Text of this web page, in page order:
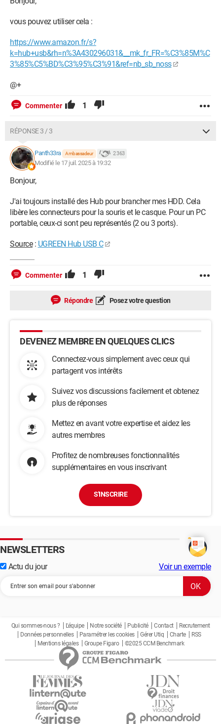
vous pouvez utiliser cela :
https://www.amazon.fr/s?
k=hub+usb&rh=n%3A430296031&__mk_fr_FR=%C3%85M%C
3%85%C5%BD%C3%95%C3%91&ref=nb_sb_noss
@+
Commenter 1
RÉPONSE 3 / 3
Panth33ra Ambassadeur 2 363
Modifié le 17 juil. 2025 à 19:32
Bonjour,
J'ai toujours installé des Hub pour brancher mes HDD. Cela
libère les connecteurs pour la souris et le casque. Pour un PC
portable, ceux-ci sont peu représentés (2 ou 3 ports).
Source: UGREEN Hub USB C
Commenter 1
Répondre Posez votre question
DEVENEZ MEMBRE EN QUELQUES CLICS
Connectez-vous simplement avec ceux qui
partagent vos intérêts
Suivez vos discussions facilement et obtenez
plus de réponses
Mettez en avant votre expertise et aidez les
autres membres
Profitez de nombreuses fonctionnalités
supplémentaires en vous inscrivant
S'INSCRIRE
NEWSLETTERS
Actu du jour Voir un exemple
Qui sommes-nous ? L'équipe Notre société Publicité Contact
Recrutement
Données personnelles
Paramétrer les cookies Gérer Utiq Charte
RSS
Mentions légales
Groupe Figaro ©2025 CCM Benchmark